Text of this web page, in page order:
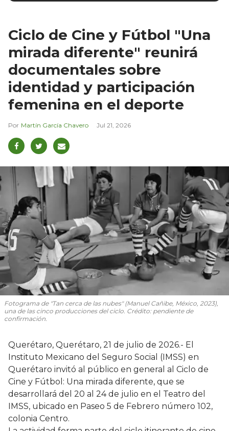
Ciclo de Cine y Fútbol "Una
mirada diferente" reunirá
documentales sobre
identidad y participación
femenina en el deporte
Martín García Chavero Jul 21, 2026
Fotograma de "Tan cerca de las nubes" (Manuel Cañibe, México, 2023),
una de las cinco producciones del ciclo. Crédito: pendiente de
confirmación.
Querétaro, Querétaro, 21 de julio de 2026.- El
Instituto Mexicano del Seguro Social (IMSS) en
Querétaro invitó al público en general al Ciclo de
Cine y Fútbol: Una mirada diferente, que se
desarrollará del 20 al 24 de julio en el Teatro del
IMSS, ubicado en Paseo 5 de Febrero número 102,
colonia Centro.